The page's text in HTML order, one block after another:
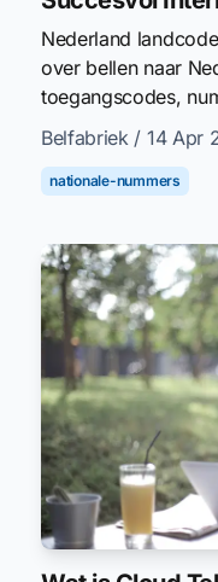
Nederland
over bellen naar
toegangscodes,
Belfabriek / 14 Apr
nationale-nummers